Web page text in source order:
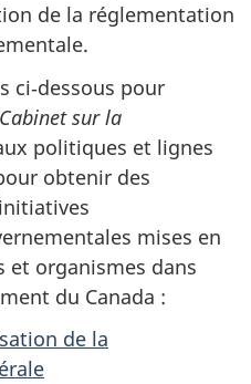
de la réglementation
ci‑dessous pour
sur la
politiques et lignes
obtenir des
mises en
organismes dans
du Canada :
de la